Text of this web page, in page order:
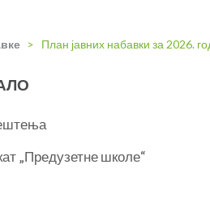
> План јавних набавки за 2026.
„Предузетне школе“